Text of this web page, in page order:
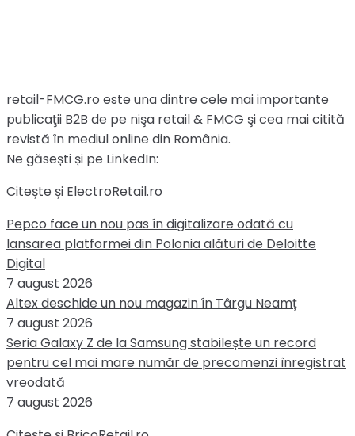
retail-FMCG.ro este una dintre cele mai importante
publicaţii B2B de pe nişa retail & FMCG şi cea mai citită
revistă în mediul online din România.
Ne găsești și pe LinkedIn:
Citește și ElectroRetail.ro
Pepco face un nou pas în digitalizare odată cu
lansarea platformei din Polonia alături de Deloitte
Digital
7 august 2026
Altex deschide un nou magazin în Târgu Neamț
7 august 2026
Seria Galaxy Z de la Samsung stabilește un record
pentru cel mai mare număr de precomenzi înregistrat
vreodată
7 august 2026